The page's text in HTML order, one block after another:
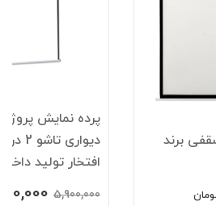
برند
پرده نمایش
افتخار تولید داخل
5,900,000